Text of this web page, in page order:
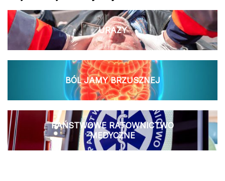
URAZY
BÓL JAMY BRZUSZNEJ
PAŃSTWOWE RATOWNICTWO
MEDYCZNE